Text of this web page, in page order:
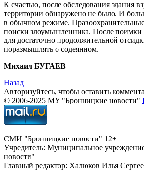
К счастью, после обследования здания
территории обнаружено не было. И
в обычном режиме.
поиски злоумышленника. После поимки
для достаточно продолжительной
поразмышлять о содеянном.
Михаил БУГАЕВ
Назад
Авторизуйтесь, чтобы оставить
© 2006-2025 МУ "Бронницкие новости"
СМИ "Бронницкие новости" 12+
Учредитель: Муниципальное
новости"
Главный редактор: Халюков Илья